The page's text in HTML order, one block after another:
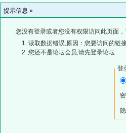
提示信息 »
您没有登录或者您没有权限访问此页面
读取数据错误,原因：您要访问的链
您还不是论坛会员,请先登录论坛
登